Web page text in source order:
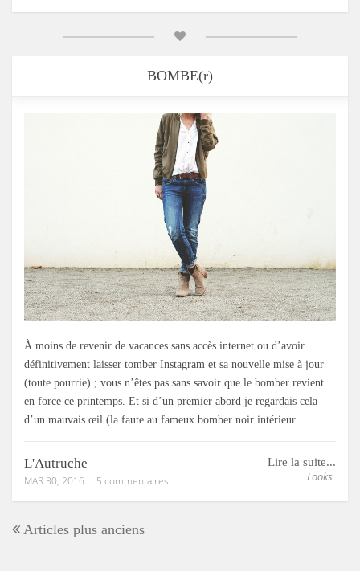
BOMBE(r)
À moins de revenir de vacances sans accès internet ou d’avoir
définitivement laisser tomber Instagram et sa nouvelle mise à jour
(toute pourrie) ; vous n’êtes pas sans savoir que le bomber revient
en force ce printemps. Et si d’un premier abord je regardais cela
d’un mauvais œil (la faute au fameux bomber noir intérieur…
Lire la suite...
Looks
L'Autruche
MAR 30, 2016 5 commentaires
Articles plus anciens